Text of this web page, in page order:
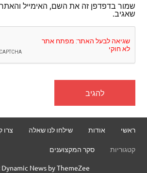
שמור בדפדפן זה את השם, האימייל
שאגיב.
ראשי אודות שילחו לנו שאלה צרו
קטגוריות סקר המקצוענים
News by ThemeZee.